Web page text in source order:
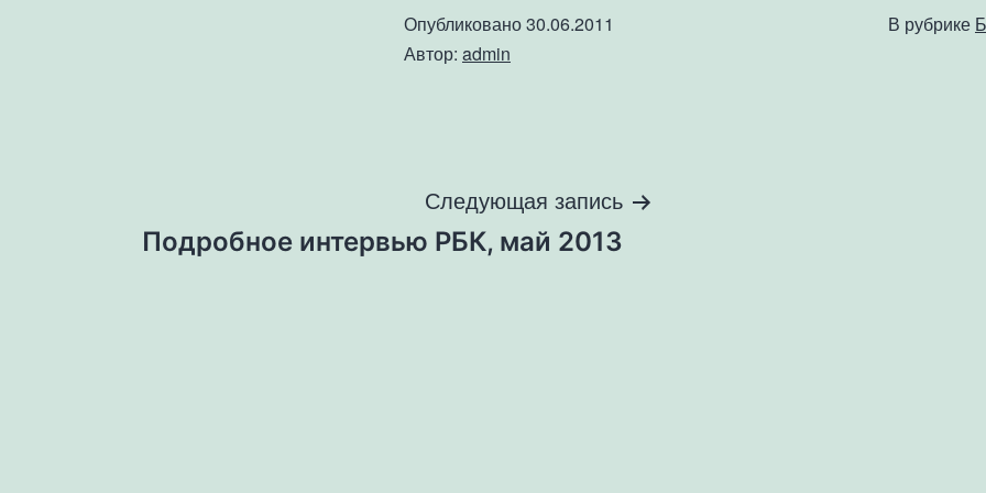
Опубликовано30.06.2011
Автор: admin
В рубрике
Навигация
Следующая запись
Подробное интервью РБК, май 2013